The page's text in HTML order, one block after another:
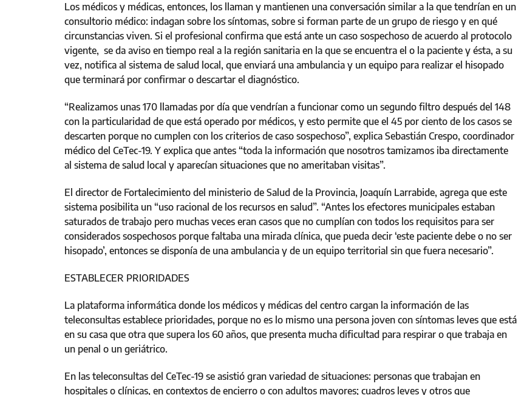
Los médicos y médicas, entonces, los llaman y mantienen una conversación similar a la que tendrían en un
consultorio médico: indagan sobre los síntomas, sobre si forman parte de un grupo de riesgo y en qué
circunstancias viven. Si el profesional confirma que está ante un caso sospechoso de acuerdo al protocolo
vigente, se da aviso en tiempo real a la región sanitaria en la que se encuentra el o la paciente y ésta, a su
vez, notifica al sistema de salud local, que enviará una ambulancia y un equipo para realizar el hisopado
que terminará por confirmar o descartar el diagnóstico.
“Realizamos unas 170 llamadas por día que vendrían a funcionar como un segundo filtro después del 148
con la particularidad de que está operado por médicos, y esto permite que el 45 por ciento de los casos se
descarten porque no cumplen con los criterios de caso sospechoso”, explica Sebastián Crespo, coordinador
médico del CeTec-19. Y explica que antes “toda la información que nosotros tamizamos iba directamente
al sistema de salud local y aparecían situaciones que no ameritaban visitas”.
El director de Fortalecimiento del ministerio de Salud de la Provincia, Joaquín Larrabide, agrega que este
sistema posibilita un “uso racional de los recursos en salud”. “Antes los efectores municipales estaban
saturados de trabajo pero muchas veces eran casos que no cumplían con todos los requisitos para ser
considerados sospechosos porque faltaba una mirada clínica, que pueda decir ‘este paciente debe o no ser
hisopado’, entonces se disponía de una ambulancia y de un equipo territorial sin que fuera necesario”.
ESTABLECER PRIORIDADES
La plataforma informática donde los médicos y médicas del centro cargan la información de las
teleconsultas establece prioridades, porque no es lo mismo una persona joven con síntomas leves que está
en su casa que otra que supera los 60 años, que presenta mucha dificultad para respirar o que trabaja en
un penal o un geriátrico.
En las teleconsultas del CeTec-19 se asistió gran variedad de situaciones: personas que trabajan en
hospitales o clínicas, en contextos de encierro o con adultos mayores; cuadros leves y otros que